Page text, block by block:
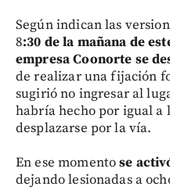
Según indican las
8:30 de la mañana de
empresa Coonorte se
de realizar una fijación
sugirió no ingresar al
habría hecho por igual a
desplazarse por la vía.
En ese momentose
dejando lesionadas a